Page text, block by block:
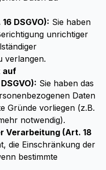
DSGVO): Sie haben
unrichtiger
verlangen.
auf
Sie haben das
Daten
Gründe vorliegen (z.B.
notwendig).
Verarbeitung (Art. 18
die Einschränkung der
bestimmte